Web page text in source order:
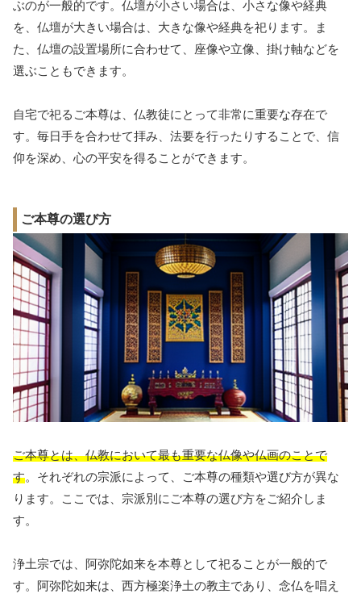
ぶのが一般的です。仏壇が小さい場合は、小さな像や経典
を、仏壇が大きい場合は、大きな像や経典を祀ります。ま
た、仏壇の設置場所に合わせて、座像や立像、掛け軸などを
選ぶこともできます。
自宅で祀るご本尊は、仏教徒にとって非常に重要な存在で
す。毎日手を合わせて拝み、法要を行ったりすることで、信
仰を深め、心の平安を得ることができます。
ご本尊の選び方
ご本尊とは、仏教において最も重要な仏像や仏画のことで
す。それぞれの宗派によって、ご本尊の種類や選び方が異な
ります。ここでは、宗派別にご本尊の選び方をご紹介しま
す。
浄土宗では、阿弥陀如来を本尊として祀ることが一般的で
す。阿弥陀如来は、西方極楽浄土の教主であり、念仏を唱え